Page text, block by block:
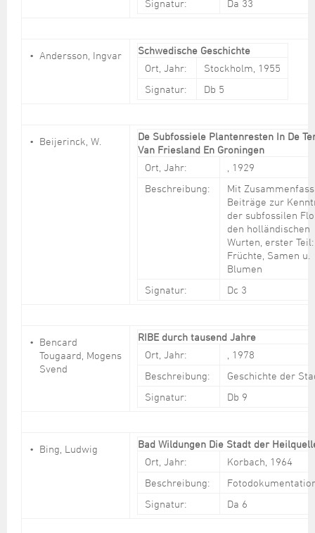
Studium
Politik & Verwaltung
Unterstützung für ExistenzgründerInnen
Museen und Ausstellungen
Stadtpark
Signatur:
Da 33
Andersson, Ingvar
Schwedische Geschichte
Ort, Jahr:
Stockholm, 1955
Signatur:
Db 5
Beijerinck, W.
De Subfossiele Plantenresten In De
Van Friesland En Groningen
Ort, Jahr:
, 1929
Beschreibung:
Mit
Beiträge zur
der subfossilen
den holländischen
Wurten, erster Teil:
Früchte, Samen u.
Blumen
Signatur:
Dc 3
Bencard
Tougaard, Mogens
Svend
RIBE durch tausend Jahre
Ort, Jahr:
, 1978
Beschreibung:
Geschichte der
Signatur:
Db 9
Bing, Ludwig
Bad Wildungen Die Stadt der
Ort, Jahr:
Korbach, 1964
Beschreibung:
Signatur:
Da 6